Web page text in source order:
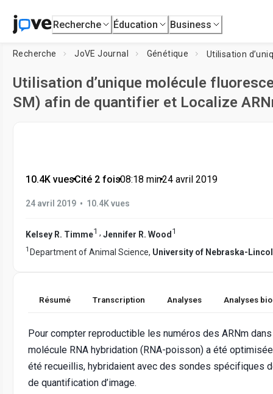
Recherche Éducation Business
Recherche JoVE Journal Génétique
Utilisation d’unique molécule
SM) afin de quantifier et Localize
10.4K vues•Cité 2 fois•08:18 min•24 avril 2019
24 avril 2019 • 10.4K vues
Kelsey R. Timme1 , Jennifer R. Wood 1
1 Department of Animal Science, University of Nebraska-
Résumé Transcription Analyses Analyses
Pour compter reproductible les numéros des ARNm
molécule RNA hybridation (RNA-poisson) a été
été recueillis, hybridaient avec des sondes spécifiques
de quantification d’image.